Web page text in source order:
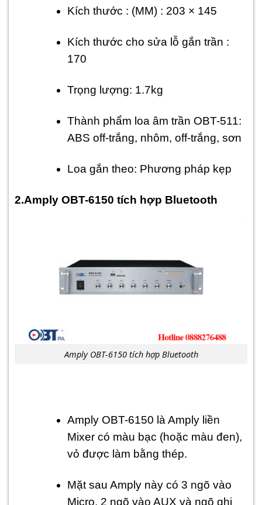
Kích thước : (MM) : 203 × 145
Kích thước cho sửa lỗ gắn trần :
170
Trọng lượng: 1.7kg
Thành phẩm loa âm trần OBT-511:
ABS off-trắng, nhôm, off-trắng, sơn
Loa gắn theo: Phương pháp kẹp
2.Amply OBT-6150 tích hợp Bluetooth
Amply OBT-6150 tích hợp Bluetooth
Amply OBT-6150 là Amply liền
Mixer có màu bạc (hoặc màu đen),
vỏ được làm bằng thép.
Mặt sau Amply này có 3 ngõ vào
Micro, 2 ngõ vào AUX và ngõ ghi